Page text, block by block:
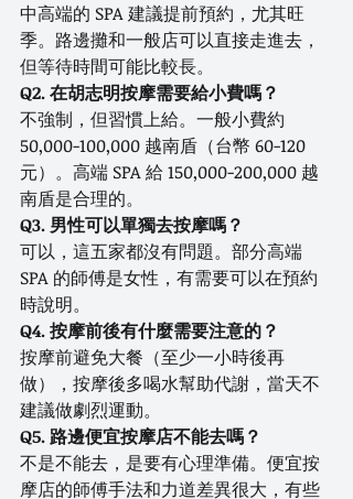
中高端的 SPA 建議提前預約，尤其旺
季。路邊攤和一般店可以直接走進去，
但等待時間可能比較長。
Q2. 在胡志明按摩需要給小費嗎？
不強制，但習慣上給。一般小費約
50,000-100,000 越南盾（台幣 60-120
元）。高端 SPA 給 150,000-200,000 越
南盾是合理的。
Q3. 男性可以單獨去按摩嗎？
可以，這五家都沒有問題。部分高端
SPA 的師傅是女性，有需要可以在預約
時說明。
Q4. 按摩前後有什麼需要注意的？
按摩前避免大餐（至少一小時後再
做），按摩後多喝水幫助代謝，當天不
建議做劇烈運動。
Q5. 路邊便宜按摩店不能去嗎？
不是不能去，是要有心理準備。便宜按
摩店的師傅手法和力道差異很大，有些